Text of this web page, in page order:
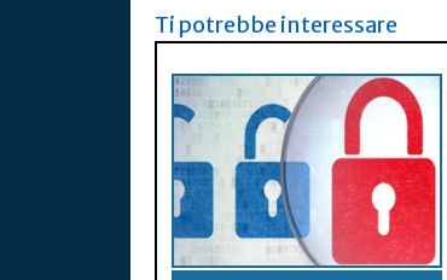
Ti potrebbe interessare